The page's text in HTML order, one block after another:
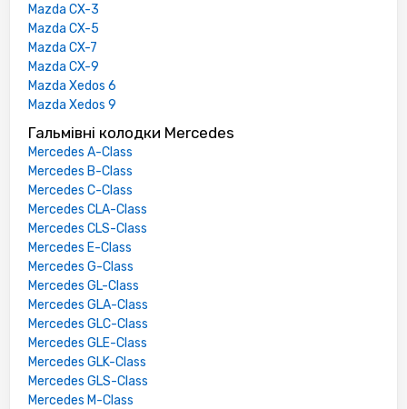
Mazda CX-3
Mazda CX-5
Mazda CX-7
Mazda CX-9
Mazda Xedos 6
Mazda Xedos 9
Гальмівні колодки Mercedes
Mercedes A-Class
Mercedes B-Class
Mercedes C-Class
Mercedes CLA-Class
Mercedes CLS-Class
Mercedes E-Class
Mercedes G-Class
Mercedes GL-Class
Mercedes GLA-Class
Mercedes GLC-Class
Mercedes GLE-Class
Mercedes GLK-Class
Mercedes GLS-Class
Mercedes M-Class